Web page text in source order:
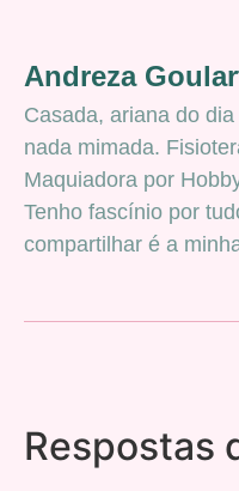
Andreza
Casada, ariana do
nada mimada.
Maquiadora por
Tenho fascínio por
compartilhar é a
Respostas